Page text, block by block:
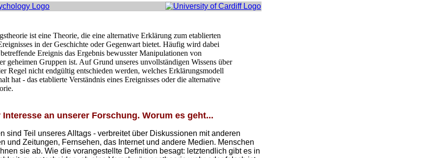
ist eine Theorie, die eine alternative Erklärung zum etablierten
in der Geschichte oder Gegenwart bietet. Häufig wird dabei
Ereignis das Ergebnis bewusster Manipulationen von
geheimen Gruppen ist. Auf Grund unseres unvollständigen Wissens über
Regel nicht endgültig entschieden werden, welches Erklärungsmodell
hat - das etablierte Verständnis eines Ereignisses oder die alternative
an unserer Forschung. Worum es geht...
sind Teil unseres Alltags - verbreitet über Diskussionen mit anderen
und Zeitungen, Fernsehen, das Internet und andere Medien. Menschen
sie ab. Wie die vorangestellte Definition besagt: letztendlich gibt es in